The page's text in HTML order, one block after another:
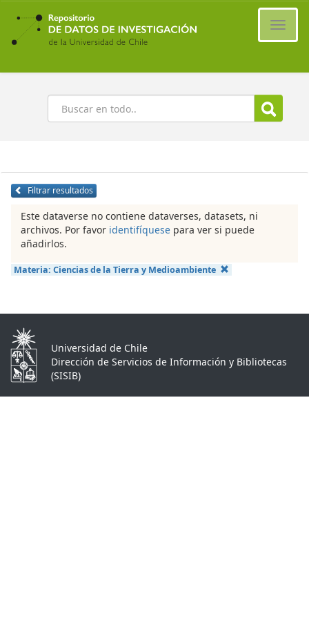
Ir
contenido
principal
Buscar
Filtrar resultados
Este dataverse no contiene dataverses, datasets, ni
archivos. Por favor identifíquese para ver si puede
añadirlos.
Materia: Ciencias de la Tierra y Medioambiente
Universidad de Chile
Dirección de Servicios de Información y Bibliotecas
(SISIB)